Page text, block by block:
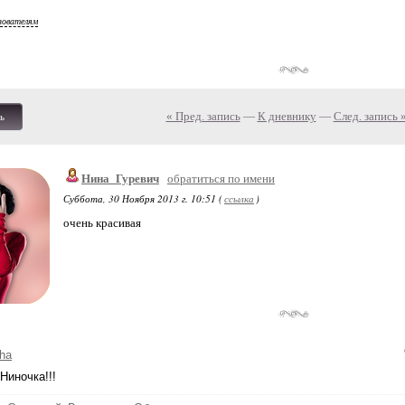
« Пред. запись— К дневнику — След. запись
Нина_Гуревич обратиться по имени
Суббота, 30 Ноября 2013 г. 10:51 (ссылка )
очень красивая